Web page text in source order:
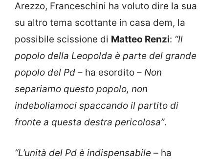
Arezzo, Franceschini ha voluto dire la sua
su altro tema scottante in casa dem, la
possibile scissione di Matteo Renzi: “Il
popolo della Leopolda è parte del grande
popolo del Pd – ha esordito – Non
separiamo questo popolo, non
indeboliamoci spaccando il partito di
fronte a questa destra pericolosa”.
“L’unità del Pd è indispensabile – ha